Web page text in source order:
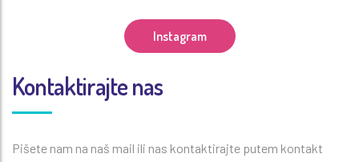
Instagram
Kontaktirajte nas
Pišete nam na naš mail ili nas kontaktirajte putem kontakt